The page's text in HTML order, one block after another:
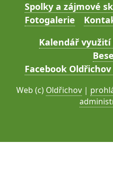
Spolky a zájmové
Fotogalerie
Kalendář
Facebook
Web (c) Oldřichov |